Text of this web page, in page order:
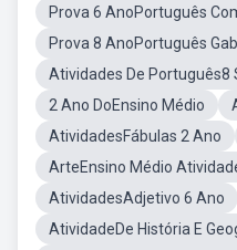
Prova 6 AnoPortuguês
Prova 8 AnoPortuguês
Atividades De Português8
2 Ano DoEnsino Médio
AtividadesFábulas 2 Ano
ArteEnsino Médio
AtividadesAdjetivo 6 Ano
AtividadeDe História E